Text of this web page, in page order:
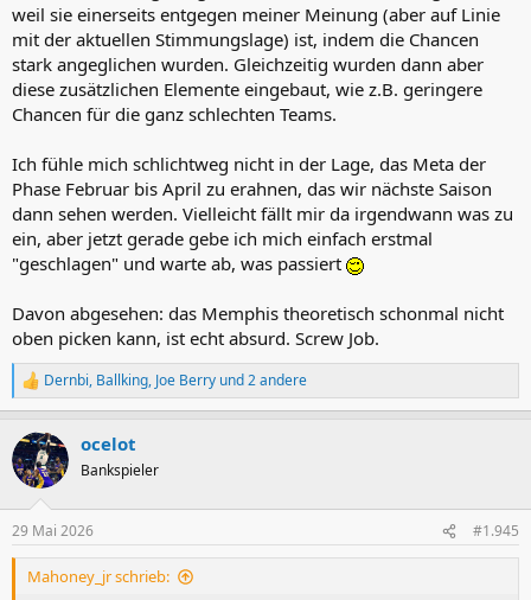
kaum noch einer überhaupt rein will. Außerdem können es lange
Jahre für Fans schlechter Teams werden, wenn man viel geringere
Chancen hat auf den Rebuild-Jackpot. Am besten zieht man in
einem schwachen Jahr die Nummer eins und im Folgejahr ist man
dann gesperrt, wenn das nächste große Talent in die Liga kommt.
Mehr Chigago Bulls, weniger schnelle Rebuilds. Vielleicht drohen
aber auch Überteams, weil zum Beispiel ein Team wie die
diesjährigen Celtics lieber im unterrn Drittel abschließt, um sich
dann mit hohen Chancem einem Top-Pick dazu zu holen.
weil sie einerseits entgegen meiner Meinung (aber auf Linie
mit der aktuellen Stimmungslage) ist, indem die Chancen
stark angeglichen wurden. Gleichzeitig wurden dann aber
diese zusätzlichen Elemente eingebaut, wie z.B. geringere
Chancen für die ganz schlechten Teams.
Ich fühle mich schlichtweg nicht in der Lage, das Meta der
Phase Februar bis April zu erahnen, das wir nächste Saison
dann sehen werden. Vielleicht fällt mir da irgendwann was zu
ein, aber jetzt gerade gebe ich mich einfach erstmal
"geschlagen" und warte ab, was passiert
Davon abgesehen: das Memphis theoretisch schonmal nicht
oben picken kann, ist echt absurd. Screw Job.
R
e
k
t
i
e
n
Dernbi, Ballking, Joe Berry und 2 andere
ocelot
Bankspieler
29 Mai 2026 #1.945
Mahoney_jr schrieb: